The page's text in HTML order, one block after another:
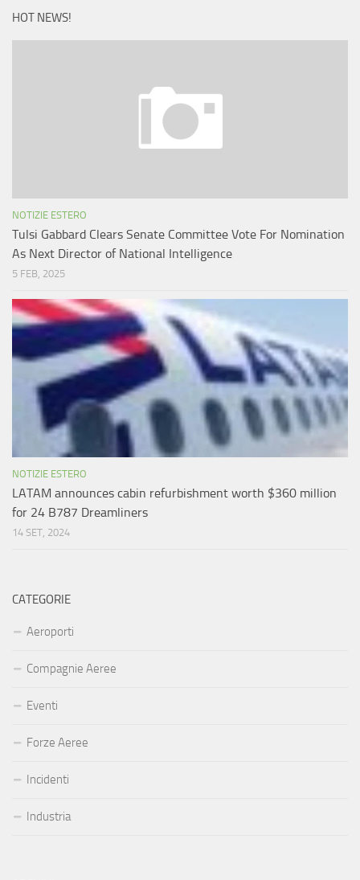
HOT NEWS!
NOTIZIE ESTERO
Tulsi Gabbard Clears Senate Committee Vote For Nomination
As Next Director of National Intelligence
5 FEB, 2025
NOTIZIE ESTERO
LATAM announces cabin refurbishment worth $360 million
for 24 B787 Dreamliners
14 SET, 2024
CATEGORIE
Aeroporti
Compagnie Aeree
Eventi
Forze Aeree
Incidenti
Industria